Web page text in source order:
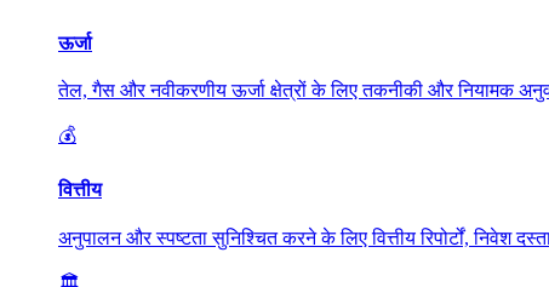
ऊर्जा
तेल, गैस और नवीकरणीय ऊर्जा क्षेत्रों के लिए तकनीकी और नियामक
💰
वित्तीय
अनुपालन और स्पष्टता सुनिश्चित करने के लिए वित्तीय रिपोर्टों, निवेश
🏛️